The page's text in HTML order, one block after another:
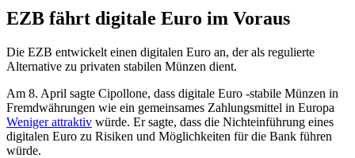
EZB fährt digitale Euro im Voraus
Die EZB entwickelt einen digitalen Euro an, der als regulierte
Alternative zu privaten stabilen Münzen dient.
Am 8. April sagte Cipollone, dass digitale Euro -stabile Münzen in
Fremdwährungen wie ein gemeinsames Zahlungsmittel in Europa
Weniger attraktiv würde. Er sagte, dass die Nichteinführung eines
digitalen Euro zu Risiken und Möglichkeiten für die Bank führen
würde.